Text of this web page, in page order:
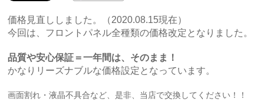
価格見直ししました。（2020.08.15現在）
今回は、フロントパネル全種類の価格改定となりました。
品質や安心保証＝一年間は、そのまま！
かなりリーズナブルな価格設定となっています。
画面割れ・液晶不具合など、是非、当店で交換してください！！